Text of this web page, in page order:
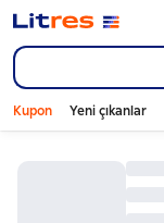
Kupon Yeni çıkanlar